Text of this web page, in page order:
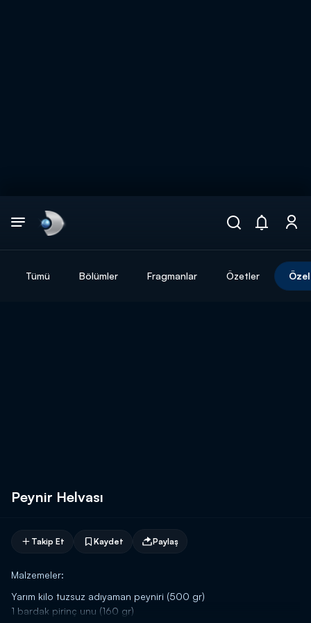
Tümü Bölümler Fragmanlar Özetler
Peynir Helvası
Takip Et Kaydet Paylaş
Malzemeler:
Yarım kilo tuzsuz adıyaman peyniri (500 gr)
1 bardak pirinç unu (160 gr)